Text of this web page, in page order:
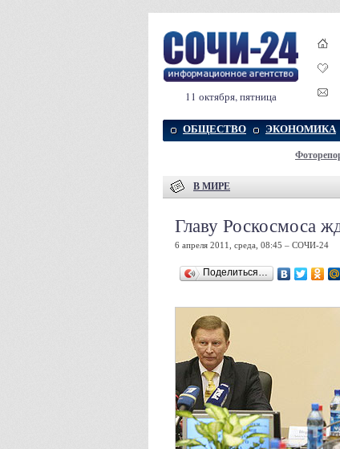
11 октября, пятница
ОБЩЕСТВО ЭКОНОМИКА
В МИРЕ
Главу Роскосмоса
6 апреля 2011, среда, 08:45 – СОЧИ-24
Поделиться…